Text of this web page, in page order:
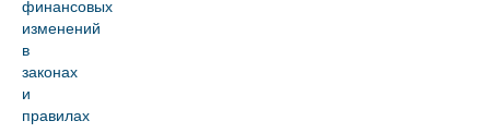
финансовых
изменений
в
законах
и
правилах